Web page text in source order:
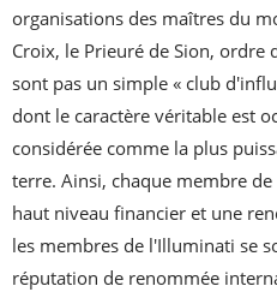
organisations des maîtres du
Croix, le Prieuré de Sion, ordre
sont pas un simple « club
dont le caractère véritable est
considérée comme la plus
terre. Ainsi, chaque membre
haut niveau financier et une
les membres de l'Illuminati se
réputation de renommée